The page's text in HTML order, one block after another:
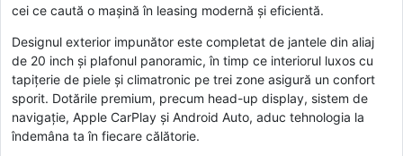
cei ce caută o mașină în leasing modernă și eficientă.
Designul exterior impunător este completat de jantele din aliaj
de 20 inch și plafonul panoramic, în timp ce interiorul luxos cu
tapițerie de piele și climatronic pe trei zone asigură un confort
sporit. Dotările premium, precum head-up display, sistem de
navigație, Apple CarPlay și Android Auto, aduc tehnologia la
îndemâna ta în fiecare călătorie.